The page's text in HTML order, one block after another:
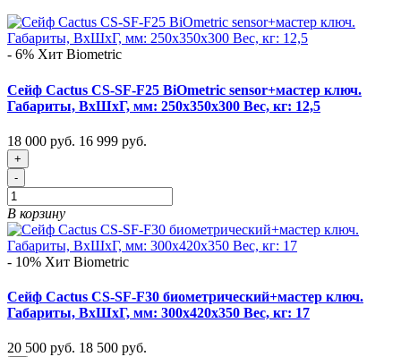
- 6% Хит Biometric
Сейф Cactus CS-SF-F25 BiOmetric sensor+мастер ключ.
Габариты, ВxШxГ, мм: 250x350x300 Вес, кг: 12,5
18 000 руб. 16 999 руб.
+
-
В корзину
- 10% Хит Biometric
Сейф Cactus CS-SF-F30 биометрический+мастер ключ.
Габариты, ВxШxГ, мм: 300x420x350 Вес, кг: 17
20 500 руб. 18 500 руб.